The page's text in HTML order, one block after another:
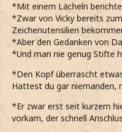
*Mit einem Lächeln
*Zwar von Vicky bereits
Zeichenutensilien
*Aber den Gedanken von
*Und man nie genug Stifte
*Den Kopf überrascht
Hattest du gar niemanden,
*Er zwar erst seit kurzem
vorkam, der schnell